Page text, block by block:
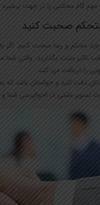
مهم گام محکمی را در جهت پیشبرد
محکم و رسا صحبت کنیم.
تاثیر مثبت بگذارید. وقتی
را دریافت می کنند.
دقت کنید و حواستان باشد که
مثبتی در احوالپرسی شما